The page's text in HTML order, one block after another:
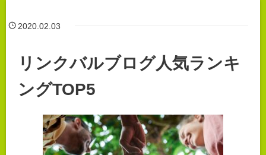
2020.02.03
リンクバルブログ人気ランキ
ングTOP5